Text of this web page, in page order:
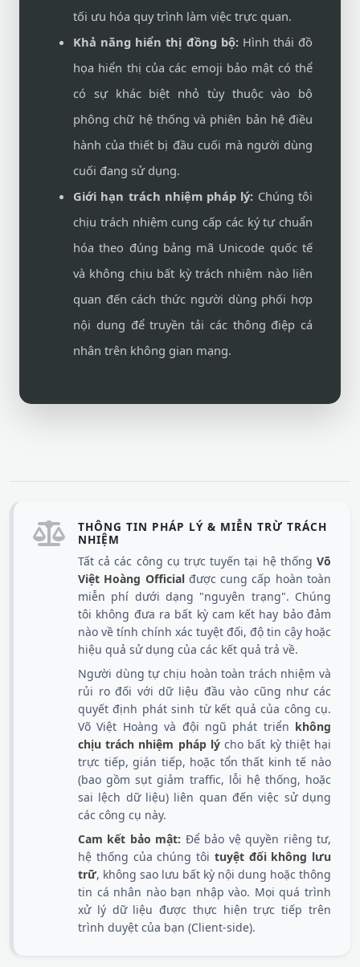
tối ưu hóa quy trình làm việc trực quan.
Khả năng hiển thị đồng bộ:Hình thái đồ
họa hiển thị của các emoji bảo mật có thể
có sự khác biệt nhỏ tùy thuộc vào bộ
phông chữ hệ thống và phiên bản hệ điều
hành của thiết bị đầu cuối mà người dùng
cuối đang sử dụng.
Giới hạn trách nhiệm pháp lý: Chúng tôi
chịu trách nhiệm cung cấp các ký tự chuẩn
hóa theo đúng bảng mã Unicode quốc tế
và không chịu bất kỳ trách nhiệm nào liên
quan đến cách thức người dùng phối hợp
nội dung để truyền tải các thông điệp cá
nhân trên không gian mạng.
THÔNG TIN PHÁP LÝ & MIỄN TRỪ TRÁCH
NHIỆM
Tất cả các công cụ trực tuyến tại hệ thống Võ
Việt Hoàng Officialđược cung cấp hoàn toàn
miễn phí dưới dạng "nguyên trạng". Chúng
tôi không đưa ra bất kỳ cam kết hay bảo đảm
nào về tính chính xác tuyệt đối, độ tin cậy hoặc
hiệu quả sử dụng của các kết quả trả về.
Người dùng tự chịu hoàn toàn trách nhiệm và
rủi ro đối với dữ liệu đầu vào cũng như các
quyết định phát sinh từ kết quả của công cụ.
Võ Việt Hoàng và đội ngũ phát triển không
chịu trách nhiệm pháp lýcho bất kỳ thiệt hại
trực tiếp, gián tiếp, hoặc tổn thất kinh tế nào
(bao gồm sụt giảm traffic, lỗi hệ thống, hoặc
sai lệch dữ liệu) liên quan đến việc sử dụng
các công cụ này.
Cam kết bảo mật: Để bảo vệ quyền riêng tư,
hệ thống của chúng tôi tuyệt đối không lưu
trữ, không sao lưu bất kỳ nội dung hoặc thông
tin cá nhân nào bạn nhập vào. Mọi quá trình
xử lý dữ liệu được thực hiện trực tiếp trên
trình duyệt của bạn (Client-side).